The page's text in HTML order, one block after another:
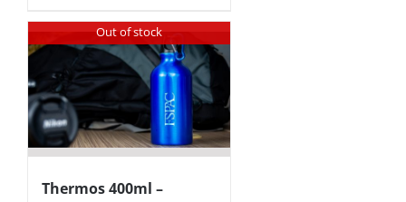
Out of stock
Thermos 400ml –